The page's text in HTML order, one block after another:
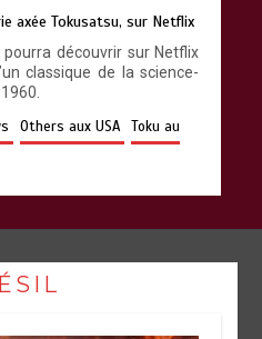
axée Tokusatsu, sur Netflix
pourra découvrir sur Netflix
classique de la science-
Others aux USA
Toku au